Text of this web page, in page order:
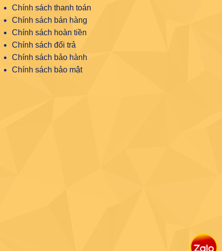
Chính sách thanh toán
Chính sách bán hàng
Chính sách hoàn tiền
Chính sách đổi trả
Chính sách bảo hành
Chính sách bảo mật